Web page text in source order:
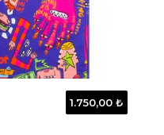
1.750,00 ₺